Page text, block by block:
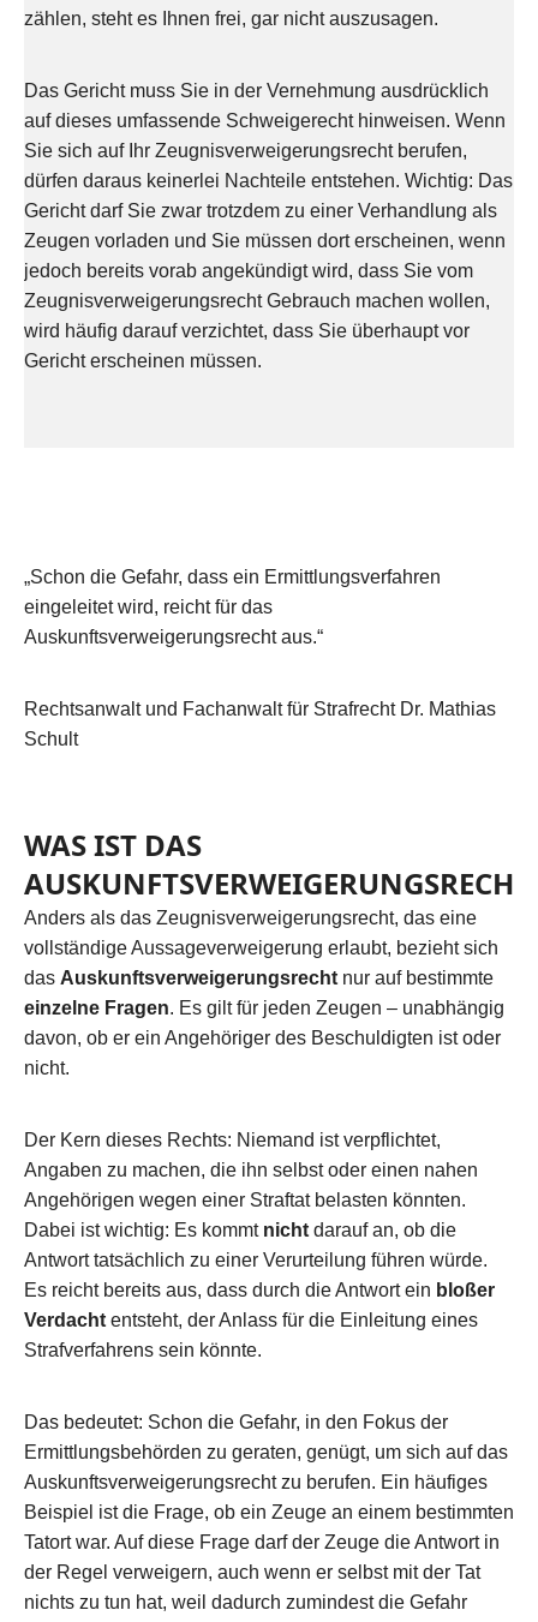
zählen, steht es Ihnen frei, gar nicht auszusagen.
Das Gericht muss Sie in der Vernehmung ausdrücklich
auf dieses umfassende Schweigerecht hinweisen. Wenn
Sie sich auf Ihr Zeugnisverweigerungsrecht berufen,
dürfen daraus keinerlei Nachteile entstehen. Wichtig: Das
Gericht darf Sie zwar trotzdem zu einer Verhandlung als
Zeugen vorladen und Sie müssen dort erscheinen, wenn
jedoch bereits vorab angekündigt wird, dass Sie vom
Zeugnisverweigerungsrecht Gebrauch machen wollen,
wird häufig darauf verzichtet, dass Sie überhaupt vor
Gericht erscheinen müssen.
„Schon die Gefahr, dass ein Ermittlungsverfahren
eingeleitet wird, reicht für das
Auskunftsverweigerungsrecht aus.“
Rechtsanwalt und Fachanwalt für Strafrecht Dr. Mathias
Schult
WAS IST DAS
Anders als das Zeugnisverweigerungsrecht, das eine
vollständige Aussageverweigerung erlaubt, bezieht sich
das Auskunftsverweigerungsrecht nur auf bestimmte
einzelne Fragen. Es gilt für jeden Zeugen – unabhängig
davon, ob er ein Angehöriger des Beschuldigten ist oder
nicht.
Der Kern dieses Rechts: Niemand ist verpflichtet,
Angaben zu machen, die ihn selbst oder einen nahen
Angehörigen wegen einer Straftat belasten könnten.
Dabei ist wichtig: Es kommt nicht darauf an, ob die
Antwort tatsächlich zu einer Verurteilung führen würde.
Es reicht bereits aus, dass durch die Antwort ein bloßer
Verdacht entsteht, der Anlass für die Einleitung eines
Strafverfahrens sein könnte.
Das bedeutet: Schon die Gefahr, in den Fokus der
Ermittlungsbehörden zu geraten, genügt, um sich auf das
Auskunftsverweigerungsrecht zu berufen. Ein häufiges
Beispiel ist die Frage, ob ein Zeuge an einem bestimmten
Tatort war. Auf diese Frage darf der Zeuge die Antwort in
der Regel verweigern, auch wenn er selbst mit der Tat
nichts zu tun hat, weil dadurch zumindest die Gefahr